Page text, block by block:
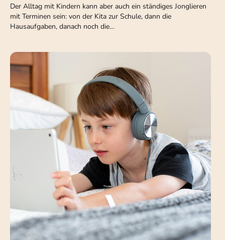
Der Alltag mit Kindern kann aber auch ein ständiges Jonglieren
mit Terminen sein: von der Kita zur Schule‚ dann die
Hausaufgaben‚ danach noch die…